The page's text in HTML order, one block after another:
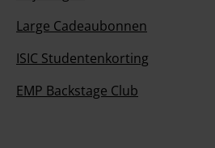
Large Cadeaubonnen
ISIC Studentenkorting
EMP Backstage Club